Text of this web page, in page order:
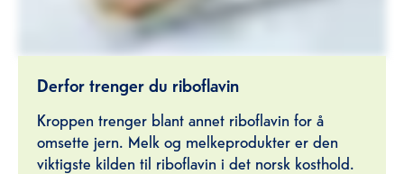
Derfor trenger du riboflavin
Kroppen trenger blant annet riboflavin for å
omsette jern. Melk og melkeprodukter er den
viktigste kilden til riboflavin i det norsk kosthold.